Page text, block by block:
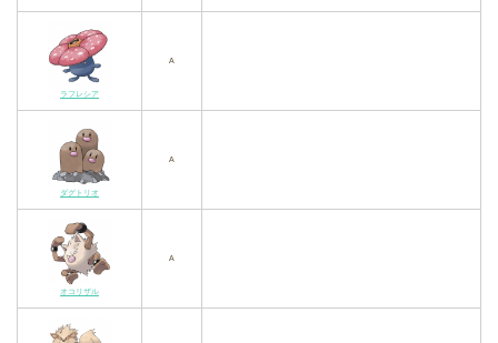
ラフレシア
A
ダグトリオ
A
オコリザル
A